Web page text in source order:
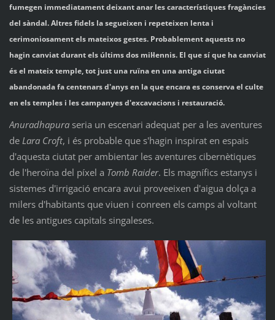
fumegen immediatament deixant anar les característiques fragàncies
del sàndal. Altres fidels la segueixen i repeteixen lenta i
cerimoniosament els mateixos gestes. Probablement aquests no
hagin canviat durant els últims dos mil·lennis. El que sí que ha canviat
és el mateix temple, tot just una ruïna en una antiga ciutat
abandonada fa centenars d'anys en la que encara es conserva el culte
en els temples i les campanyes d'excavacions i restauració.
Anuradhapuraseria un escenari adequat per a les aventures
de Lara Croft, i és probable que s'hagin inspirat en espais
d'aquesta ciutat per ambientar les aventures cibernètiques
de l'heroïna del píxel a Tomb Raider. Els magnífics estanys i
sistemes d'irrigació encara avui proveeixen d'aigua dolça a
milers d'habitants que viuen i conreen els camps al voltant
de les antigues capitals singaleses.